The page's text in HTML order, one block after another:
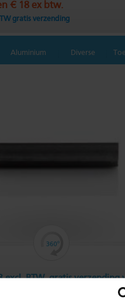
€ 18 ex btw.
gratis verzending
Aluminium Diverse
excl. BTW, gratis verzending